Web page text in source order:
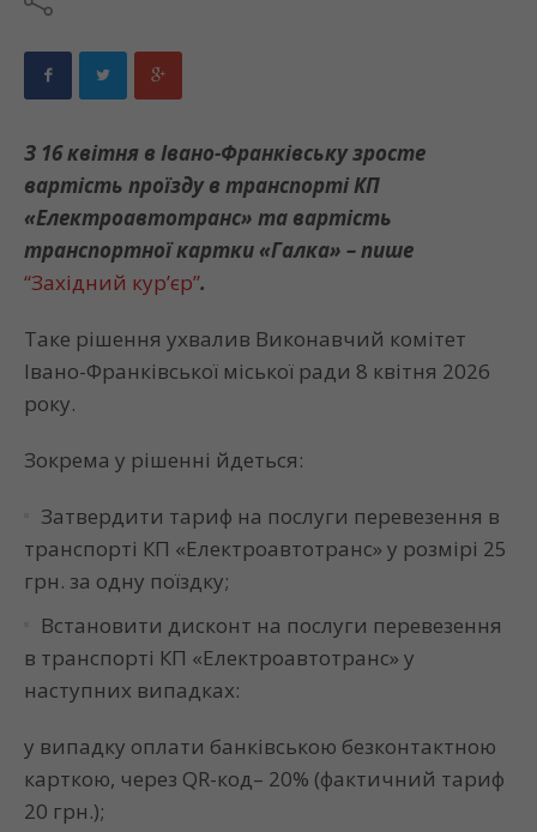
З 16 квітня в Івано-Франківську зросте
вартість проїзду в транспорті КП
«Електроавтотранс» та вартість
транспортної картки «Галка» – пише
“Західний кур’єр”.
Таке рішення ухвалив Виконавчий комітет
Івано-Франківської міської ради 8 квітня 2026
року.
Зокрема у рішенні йдеться:
Затвердити тариф на послуги перевезення в
транспорті КП «Електроавтотранс» у розмірі 25
грн. за одну поїздку;
Встановити дисконт на послуги перевезення
в транспорті КП «Електроавтотранс» у
наступних випадках:
у випадку оплати банківською безконтактною
карткою, через QR-код– 20% (фактичний тариф
20 грн.);